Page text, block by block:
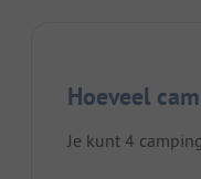
Hoeveel
Je kunt 4